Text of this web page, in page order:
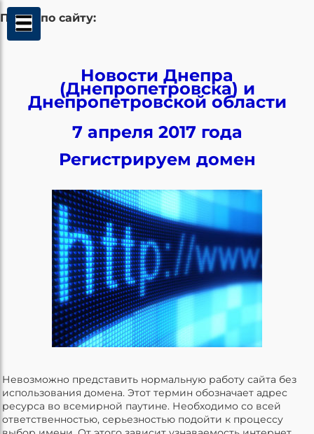
Поиск по сайту:
Новости Днепра
(Днепропетровска) и
Днепропетровской области
7 апреля 2017 года
Регистрируем домен
Невозможно представить нормальную работу сайта без
использования домена. Этот термин обозначает адрес
ресурса во всемирной паутине. Необходимо со всей
ответственностью, серьезностью подойти к процессу